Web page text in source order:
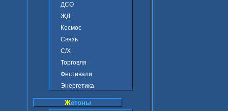
ДСО
ЖД
Космос
Связь
С/Х
Торговля
Фестивали
Энергетика
Жетоны